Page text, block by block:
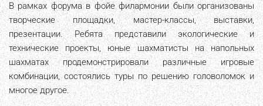
В рамках форума в фойе филармонии были организованы
творческие площадки, мастер-классы, выставки,
презентации. Ребята представили экологические и
технические проекты, юные шахматисты на напольных
шахматах продемонстрировали различные игровые
комбинации, состоялись туры по решению головоломок и
многое другое.